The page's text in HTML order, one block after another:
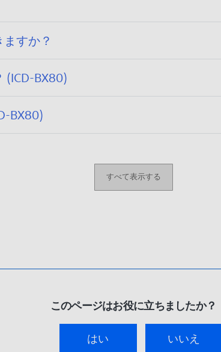
すか？
(ICD-BX80)
BX80)
すべて表示する
このページはお役に立ちましたか？
はい いいえ